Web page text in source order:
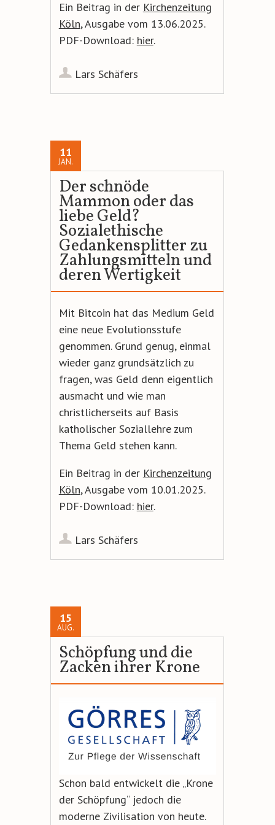
Ein Beitrag in der Kirchenzeitung
Köln, Ausgabe vom 13.06.2025.
PDF-Download: hier.
Lars Schäfers
11
JAN.
Der schnöde
Mammon oder das
liebe Geld?
Sozialethische
Gedankensplitter zu
Zahlungsmitteln und
deren Wertigkeit
Mit Bitcoin hat das Medium Geld
eine neue Evolutionsstufe
genommen. Grund genug, einmal
wieder ganz grundsätzlich zu
fragen, was Geld denn eigentlich
ausmacht und wie man
christlicherseits auf Basis
katholischer Soziallehre zum
Thema Geld stehen kann.
Ein Beitrag in der Kirchenzeitung
Köln, Ausgabe vom 10.01.2025.
PDF-Download: hier.
Lars Schäfers
15
AUG.
Schöpfung und die
Zacken ihrer Krone
Schon bald entwickelt die „Krone
der Schöpfung“ jedoch die
moderne Zivilisation von heute.